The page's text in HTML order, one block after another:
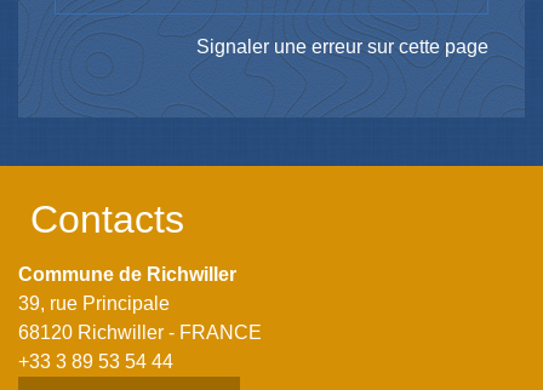
Signaler une erreur sur cette page
Contacts
Commune de Richwiller
39, rue Principale
68120 Richwiller - FRANCE
+33 3 89 53 54 44